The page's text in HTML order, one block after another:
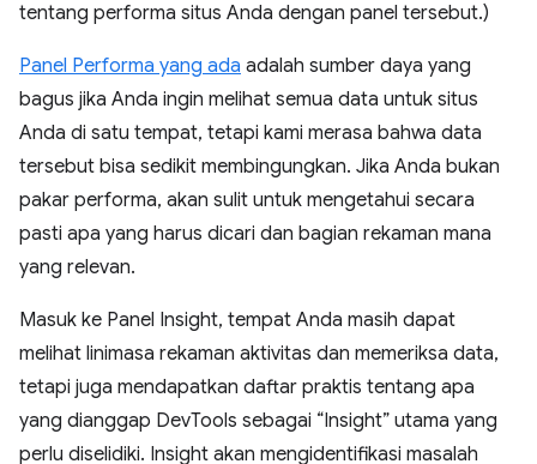
tentang performa situs Anda dengan panel tersebut.)
Panel Performa yang ada adalah sumber daya yang
bagus jika Anda ingin melihat semua data untuk situs
Anda di satu tempat, tetapi kami merasa bahwa data
tersebut bisa sedikit membingungkan. Jika Anda bukan
pakar performa, akan sulit untuk mengetahui secara
pasti apa yang harus dicari dan bagian rekaman mana
yang relevan.
Masuk ke Panel Insight, tempat Anda masih dapat
melihat linimasa rekaman aktivitas dan memeriksa data,
tetapi juga mendapatkan daftar praktis tentang apa
yang dianggap DevTools sebagai “Insight” utama yang
perlu diselidiki. Insight akan mengidentifikasi masalah